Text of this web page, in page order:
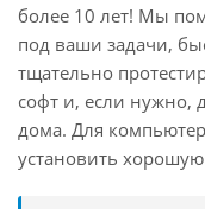
более 10 лет! Мы
под ваши задачи,
тщательно
софт и, если нужно,
дома. Для
установить